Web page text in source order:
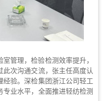
管理，检验检测效率提升，
次沟通交流，张主任高度认
经验。深检集团浙江公司轻工
业水平，全面推进轻纺检测